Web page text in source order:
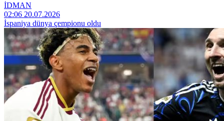
İDMAN
02:06 20.07.2026
İspaniya dünya çempionu oldu